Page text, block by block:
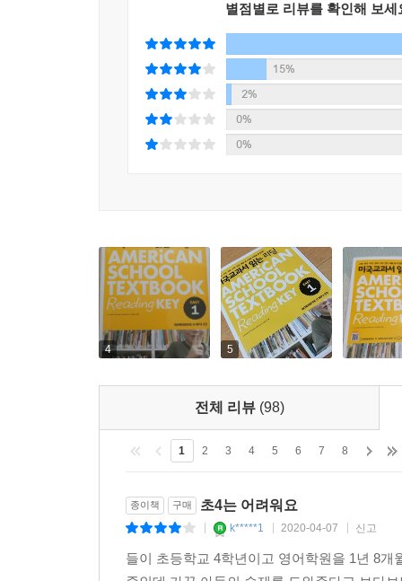
별점별로 리뷰를 확인해 보세
15%
2%
0%
0%
4 5
전체 리뷰 (98)
1 2 3 4 5 6 7 8
종이책 구매 초4는 어려워요
k*****1 2020-04-07 신고
들이 초등학교 4학년이고 영어학원을 1년 8